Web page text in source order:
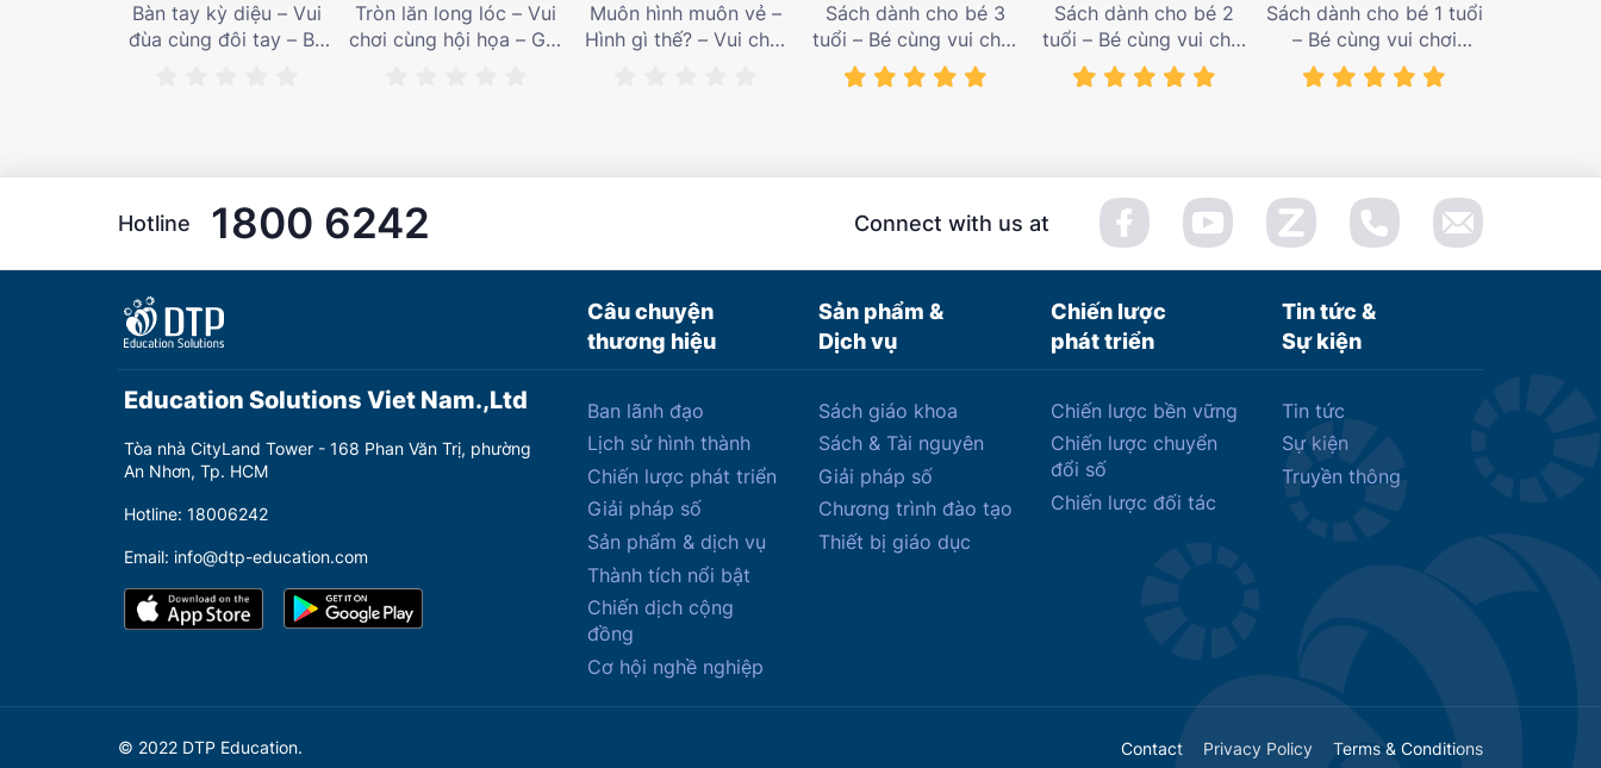
Bàn tay kỳ diệu – Vui
đùa cùng đôi tay – Bé
Tròn lăn long lóc – Vui
chơi cùng hội họa – Giá
Muôn hình muôn vẻ –
Hình gì thế? – Vui chơi
Sách dành cho bé 3
tuổi – Bé cùng vui chơi
luyện tập – Sách vui
chơi tương tác tăng
Sách dành cho bé 2
tuổi – Bé cùng vui chơi
luyện tập – Sách vui
chơi tương tác Con đã
Sách dành cho bé 1 tuổi
– Bé cùng vui chơi
luyện tập – Sách vui
chơi tương tác Bé học
Hotline 1800 6242 Connect with us at
Câu chuyện
thương hiệu
Sản phẩm &
Dịch vụ
Chiến lược
phát triển
Tin tức &
Sự kiện
Education Solutions Viet Nam.,Ltd
Tòa nhà CityLand Tower - 168 Phan Văn Trị, phường
An Nhơn, Tp. HCM
Hotline: 18006242
Email: info@dtp-education.com
Ban lãnh đạo
Lịch sử hình thành
Chiến lược phát triển
Giải pháp số
Sản phẩm & dịch vụ
Thành tích nổi bật
Chiến dịch cộng
đồng
Cơ hội nghề nghiệp
Sách giáo khoa
Sách & Tài nguyên
Giải pháp số
Chương trình đào tạo
Thiết bị giáo dục
Chiến lược bền vững
Chiến lược chuyển
đổi số
Chiến lược đối tác
Tin tức
Sự kiện
Truyền thông
© 2022 DTP Education. Contact Privacy Policy Terms & Conditions